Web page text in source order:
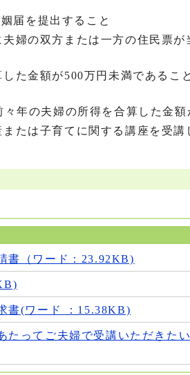
届を提出すること
婦の双方または一方の住民票
た金額が500万円未満であるこ
年の夫婦の所得を合算した金額
たは子育てに関する講座を受講
書（ワード：23.92KB)
書(ワード ：15.38KB)
たってご夫婦で受講いただきた